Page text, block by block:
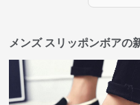
メンズ スリッポンボアの